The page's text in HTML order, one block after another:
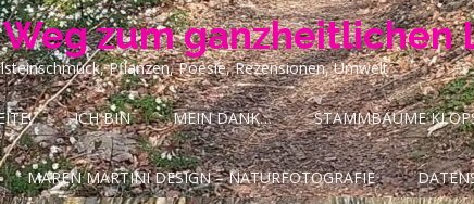
zum ganzheitlichen
Pflanzen, Poesie, Rezensionen, Umwelt
ICH BIN MEIN DANK… STAMMBÄUME
MAREN MARTINI DESIGN – NATURFOTOGRAFIE